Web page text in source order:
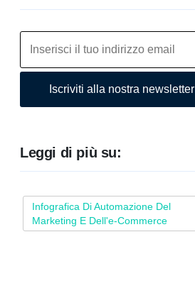
Iscriviti alla nostra newsletter
Leggi di più su:
Infografica Di Automazione Del
Marketing E Dell'e-Commerce